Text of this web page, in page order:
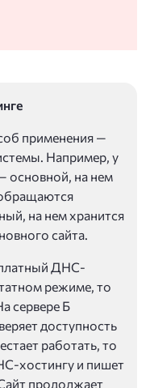
применения —
Например, у
основной, на нем
на нем хранится
сайта.
ДНС-
режиме, то
сервере Б
доступность
работать, то
хостингу и пишет
продолжает